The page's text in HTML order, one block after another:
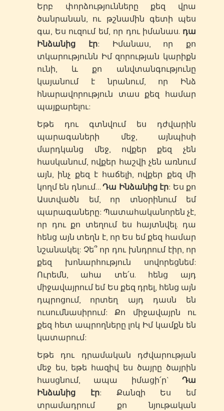
Երբ փորձությունները քեզ վրա
ծանրանան, ու թշնամին գետի պես
գա, Ես ուզում եմ, որ դու իմանաս. դա
Ինձանից էր: Իմանաս, որ քո
տկարությունն Իմ զորության կարիքն
ունի, և քո անվտանգությունը
կայանում է նրանում, որ Ինձ
հնարավորություն տաս քեզ համար
պայքարելու:
Եթե դու գտնվում ես դժվարին
պարագաների մեջ, այնպիսի
մարդկանց մեջ, ովքեր քեզ չեն
հասկանում, ովքեր հաշվի չեն առնում
այն, ինչ քեզ է հաճելի, ովքեր քեզ մի
կողմ են դնում…Դա Ինձանից էր: Ես քո
Աստվածն եմ, որ տնօրինում եմ
պարագաները: Պատահականորեն չէ,
որ դու քո տեղում ես հայտնվել. դա
հենց այն տեղն է, որ Ես եմ քեզ համար
նշանակել: Չե՞ որ դու խնդրում էիր, որ
քեզ խոնարհություն սովորեցնեմ:
Ուրեմն, ահա տե՛ս. հենց այդ
միջավայրում եմ Ես քեզ դրել, հենց այն
դպրոցում, որտեղ այդ դասն են
ուսումնասիրում: Քո միջավայրն ու
քեզ հետ ապրողները լոկ Իմ կամքն են
կատարում:
Եթե դու դրամական դժվարության
մեջ ես, եթե հազիվ ես ծայրը ծայրին
հասցնում, ապա իմացի՛ր` Դա
Ինձանից էր: Քանզի Ես եմ
տրամադրում քո նյութական